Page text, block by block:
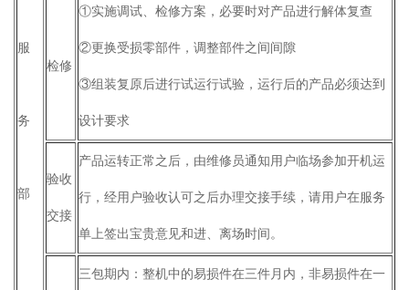
服
务
部
检修
①实施调试、检修方案，必要时对产品进行解体复查
②更换受损零部件，调整部件之间间隙
③组装复原后进行试运行试验，运行后的产品必须达到
设计要求
验收
交接
产品运转正常之后，由维修员通知用户临场参加开机运
行，经用户验收认可之后办理交接手续，请用户在服务
单上签出宝贵意见和进、离场时间。
三包期内：整机中的易损件在三件月内，非易损件在一